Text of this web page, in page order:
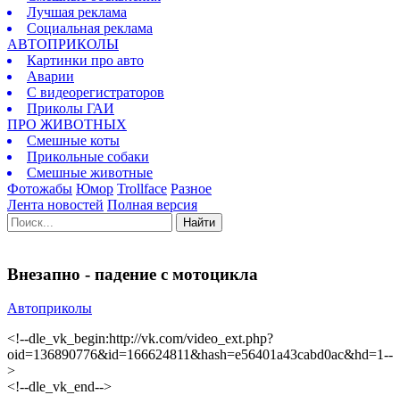
Лучшая реклама
Социальная реклама
АВТОПРИКОЛЫ
Картинки про авто
Аварии
С видеорегистраторов
Приколы ГАИ
ПРО ЖИВОТНЫХ
Смешные коты
Прикольные собаки
Смешные животные
Фотожабы Юмор Trollface Разное
Лента новостей Полная версия
Найти
Внезапно - падение с мотоцикла
Автоприколы
<!--dle_vk_begin:http://vk.com/video_ext.php?
oid=136890776&id=166624811&hash=e56401a43cabd0ac&hd=1--
>
<!--dle_vk_end-->